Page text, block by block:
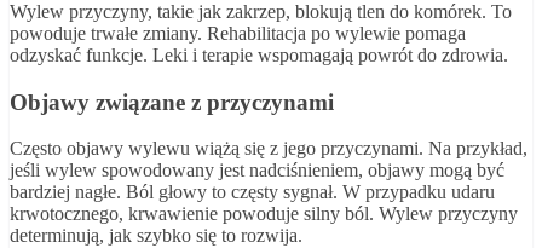
Wylew przyczyny, takie jak zakrzep, blokują tlen do komórek. To
powoduje trwałe zmiany. Rehabilitacja po wylewie pomaga
odzyskać funkcje. Leki i terapie wspomagają powrót do zdrowia.
Objawy związane z przyczynami
Często objawy wylewu wiążą się z jego przyczynami. Na przykład,
jeśli wylew spowodowany jest nadciśnieniem, objawy mogą być
bardziej nagłe. Ból głowy to częsty sygnał. W przypadku udaru
krwotocznego, krwawienie powoduje silny ból. Wylew przyczyny
determinują, jak szybko się to rozwija.